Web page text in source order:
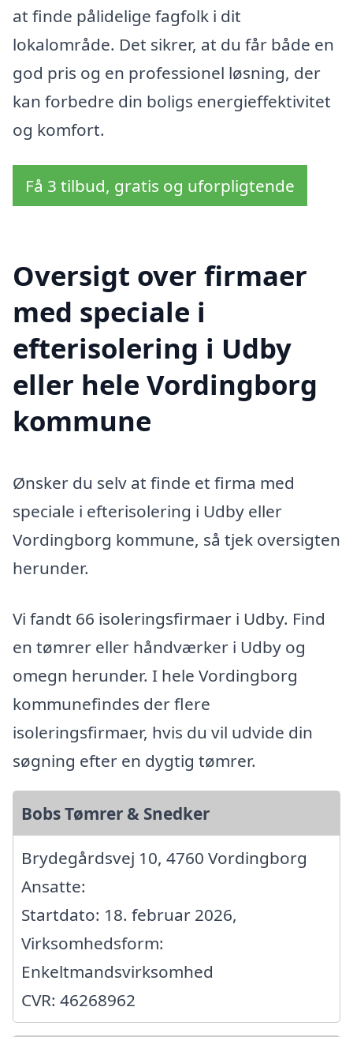
at finde pålidelige fagfolk i dit
lokalområde. Det sikrer, at du får både en
god pris og en professionel løsning, der
kan forbedre din boligs energieffektivitet
og komfort.
Få 3 tilbud, gratis og uforpligtende
Oversigt over firmaer
med speciale i
efterisolering i Udby
eller hele Vordingborg
kommune
Ønsker du selv at finde et firma med
speciale i efterisolering i Udby eller
Vordingborg kommune, så tjek oversigten
herunder.
Vi fandt 66 isoleringsfirmaer i Udby. Find
en tømrer eller håndværker i Udby og
omegn herunder. I hele Vordingborg
kommunefindes der flere
isoleringsfirmaer, hvis du vil udvide din
søgning efter en dygtig tømrer.
Bobs Tømrer & Snedker
Brydegårdsvej 10, 4760 Vordingborg
Ansatte:
Startdato: 18. februar 2026,
Virksomhedsform:
Enkeltmandsvirksomhed
CVR: 46268962